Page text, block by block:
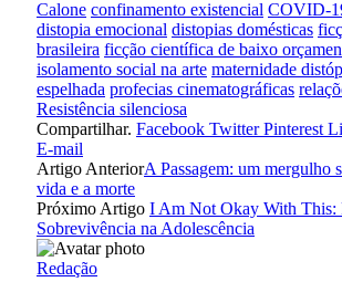
Calone confinamento existencial COVID-
distopia emocional distopias domésticas
brasileira ficção científica de baixo
isolamento social na arte maternidade
espelhada profecias cinematográficas
Resistência silenciosa
Compartilhar. Facebook Twitter Pinterest
E-mail
Artigo AnteriorA Passagem: um mergulho
vida e a morte
Próximo Artigo I Am Not Okay With This:
Sobrevivência na Adolescência
Redação